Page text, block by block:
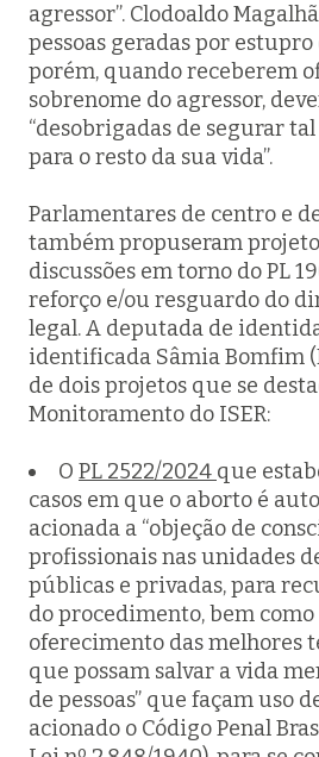
agressor”. Clodoaldo
pessoas geradas por estupro
porém, quando receberem
sobrenome do agressor,
“desobrigadas de segurar
para o resto da sua vida”.
Parlamentares de centro e
também propuseram
discussões em torno do PL
reforço e/ou resguardo do
legal. A deputada de
identificada Sâmia Bomfim
de dois projetos que se
Monitoramento do ISER:
O PL 2522/2024 que
casos em que o aborto é
acionada a “objeção de
profissionais nas unidades
públicas e privadas, para
do procedimento, bem como
oferecimento das melhores
que possam salvar a vida
de pessoas” que façam uso
acionado o Código Penal